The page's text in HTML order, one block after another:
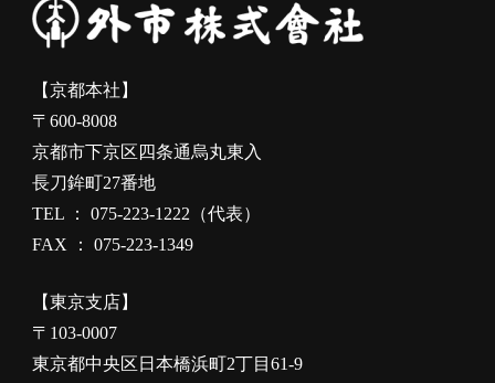
【京都本社】
〒600-8008
京都市下京区四条通烏丸東入
長刀鉾町27番地
TEL ： 075-223-1222（代表）
FAX ： 075-223-1349
【東京支店】
〒103-0007
東京都中央区日本橋浜町2丁目61-9